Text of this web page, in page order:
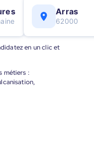
Arras
62000
en un clic et
métiers :